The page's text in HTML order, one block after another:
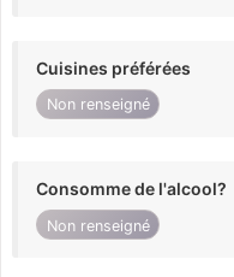
Cuisines préférées
Non renseigné
Consomme de l'alcool?
Non renseigné